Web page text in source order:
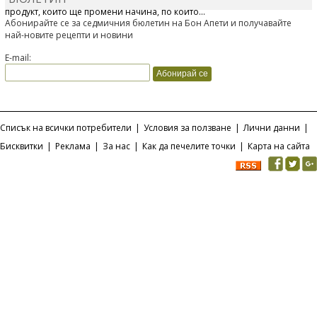
продукт, който ще промени начина, по който...
Абонирайте се за седмичния бюлетин на Бон Апети и получавайте
най-новите рецепти и новини
E-mail:
Списък на всички потребители | Условия за ползване | Лични данни |
Бисквитки | Реклама | За нас | Как да печелите точки | Карта на сайта